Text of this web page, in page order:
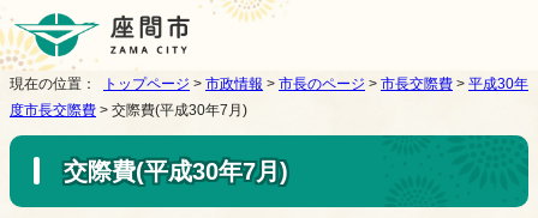
現在の位置： トップページ > 市政情報 > 市長のページ > 市長交際費 > 平成30年
度市長交際費 > 交際費(平成30年7月)
交際費(平成30年7月)